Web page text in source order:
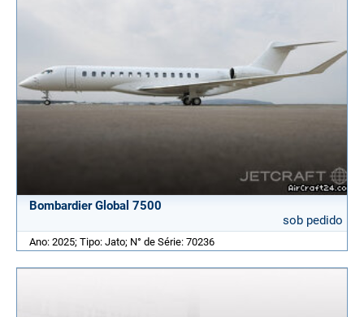
Bombardier Global 7500
sob pedido
Ano: 2025; Tipo: Jato; N° de Série: 70236